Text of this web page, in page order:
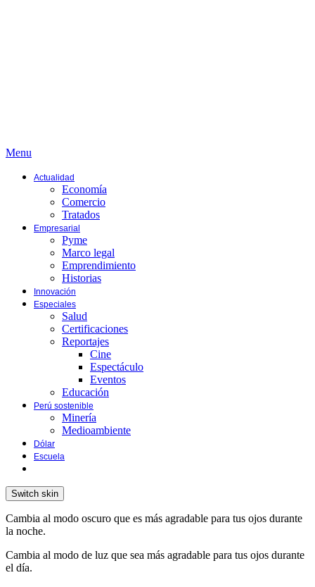
Menu
Actualidad
Economía
Comercio
Tratados
Empresarial
Pyme
Marco legal
Emprendimiento
Historias
Innovación
Especiales
Salud
Certificaciones
Reportajes
Cine
Espectáculo
Eventos
Educación
Perú sostenible
Minería
Medioambiente
Dólar
Escuela
Switch skin
Cambia al modo oscuro que es más agradable para tus ojos durante
la noche.
Cambia al modo de luz que sea más agradable para tus ojos durante
el día.